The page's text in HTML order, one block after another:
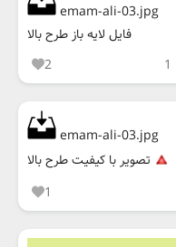
emam-ali-03.jpg
فایل لایه باز طرح بالا
2
1
emam-ali-03.jpg
تصویر با کیفیت طرح بالا
1